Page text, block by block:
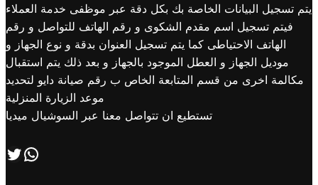
يتم تسجيل البيانات الخاصة بك بكل دقة عبر موظفى خدمة العملاء
فيتم تسجيل اسم مقدم الشكوى و رقم الهاتف للتواصل و رقم
الهاتف الاحتياطى كما يتم تسجيل العنوان بدقة و نوع الجهاز و
موديل الجهاز و العطل الموجود بالجهاز و بعد ذلك يتم استقبال
مكالمة اخرى من قسم المتابعة الخاص ب رقم صيانة دايو لتحديد
موعد الزيارة المنزلية
تستطيع ان تتواصل معنا عبر السوشيال ميديا
تابعنا علي صفحة التويتر اتصل بنا علي طريق الوتساب